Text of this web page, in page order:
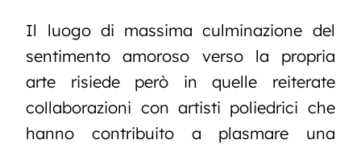
Il luogo di massima culminazione del
sentimento amoroso verso la propria
arte risiede però in quelle reiterate
collaborazioni con artisti poliedrici che
hanno contribuito a plasmare una